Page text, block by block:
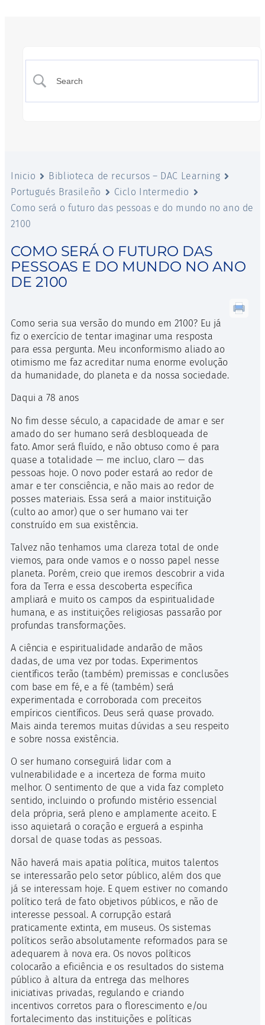
Inicio
Biblioteca de recursos – DAC Learning
Portugués Brasileño
Ciclo Intermedio
Como será o futuro das pessoas e do mundo no ano de
2100
COMO SERÁ O FUTURO DAS
PESSOAS E DO MUNDO NO ANO
DE 2100
Como seria sua versão do mundo em 2100? Eu já
fiz o exercício de tentar imaginar uma resposta
para essa pergunta. Meu inconformismo aliado ao
otimismo me faz acreditar numa enorme evolução
da humanidade, do planeta e da nossa sociedade.
Daqui a 78 anos
No fim desse século, a capacidade de amar e ser
amado do ser humano será desbloqueada de
fato. Amor será fluído, e não obtuso como é para
quase a totalidade — me incluo, claro — das
pessoas hoje. O novo poder estará ao redor de
amar e ter consciência, e não mais ao redor de
posses materiais. Essa será a maior instituição
(culto ao amor) que o ser humano vai ter
construído em sua existência.
Talvez não tenhamos uma clareza total de onde
viemos, para onde vamos e o nosso papel nesse
planeta. Porém, creio que iremos descobrir a vida
fora da Terra e essa descoberta específica
ampliará e muito os campos da espiritualidade
humana, e as instituições religiosas passarão por
profundas transformações.
A ciência e espiritualidade andarão de mãos
dadas, de uma vez por todas. Experimentos
científicos terão (também) premissas e conclusões
com base em fé, e a fé (também) será
experimentada e corroborada com preceitos
empíricos científicos. Deus será quase provado.
Mais ainda teremos muitas dúvidas a seu respeito
e sobre nossa existência.
O ser humano conseguirá lidar com a
vulnerabilidade e a incerteza de forma muito
melhor. O sentimento de que a vida faz completo
sentido, incluindo o profundo mistério essencial
dela própria, será pleno e amplamente aceito. E
isso aquietará o coração e erguerá a espinha
dorsal de quase todas as pessoas.
Não haverá mais apatia política, muitos talentos
se interessarão pelo setor público, além dos que
já se interessam hoje. E quem estiver no comando
político terá de fato objetivos públicos, e não de
interesse pessoal. A corrupção estará
praticamente extinta, em museus. Os sistemas
políticos serão absolutamente reformados para se
adequarem à nova era. Os novos políticos
colocarão a eficiência e os resultados do sistema
público à altura da entrega das melhores
iniciativas privadas, regulando e criando
incentivos corretos para o florescimento e/ou
fortalecimento das instituições e políticas